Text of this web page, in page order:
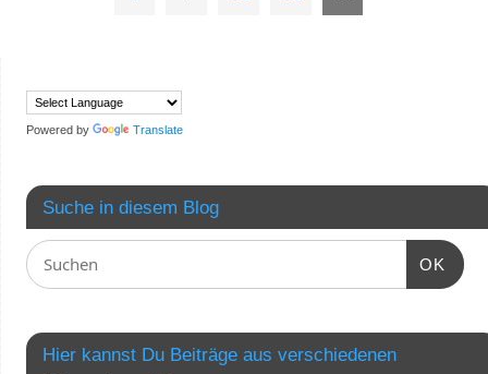
Powered by Translate
Suche in diesem Blog
OK
Hier kannst Du Beiträge aus verschiedenen